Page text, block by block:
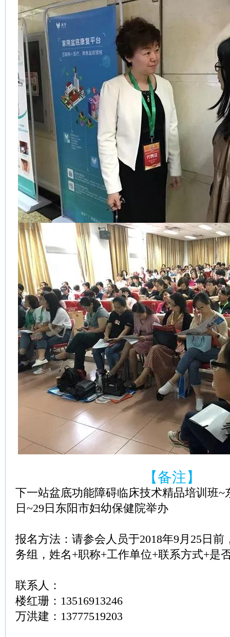
【备注】
下一站盆底功能障碍临床技术精品培训班~
日~29日东阳市妇幼保健院举办
报名方法：请参会人员于2018年9月25日
务组，姓名+职称+工作单位+联系方式+是
联系人：
楼红珊：13516913246
万洪建：13777519203